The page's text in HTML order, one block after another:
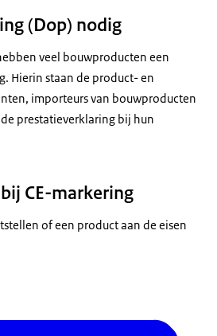
(Dop) nodig
veel bouwproducten een
Hierin staan de product- en
importeurs van bouwproducten
prestatieverklaring bij hun
CE-markering
of een product aan de eisen